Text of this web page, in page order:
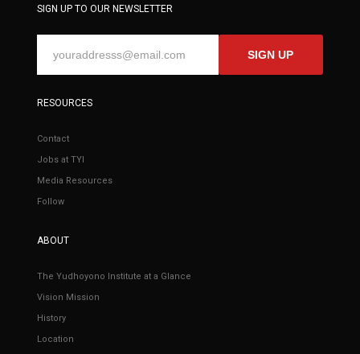
SIGN UP TO OUR NEWSLETTER
SIGN UP
RESOURCES
Contact
Jobs at TYI
Media Resources
Follow
ABOUT
The Yudhoyono Institute at a Glance
Vision Mission
History
Location